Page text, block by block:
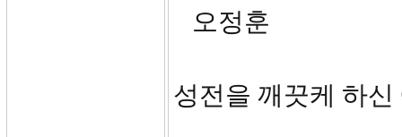
오정훈
성전을 깨끗케 하신